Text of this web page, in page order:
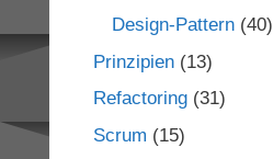
Design-Pattern(40)
Prinzipien(13)
Refactoring(31)
Scrum (15)